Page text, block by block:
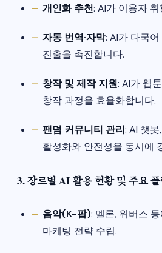
개인화 추천: AI가 이용자
자동 번역·자막: AI가 다국
진출을 촉진합니다.
창작 및 제작 지원: AI가 웹
창작 과정을 효율화합니다.
팬덤 커뮤니티 관리: AI 챗
활성화와 안전성을 동시에
3. 장르별 AI 활용 현황 및 주요
음악(K-팝): 멜론, 위버스
마케팅 전략 수립.